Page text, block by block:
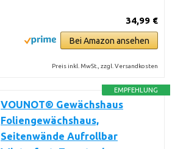
34,99 €
Bei Amazon ansehen
Preis inkl. MwSt., zzgl. Versandkosten
EMPFEHLUNG
VOUNOT® Gewächshaus
Foliengewächshaus,
Seitenwände Aufrollbar